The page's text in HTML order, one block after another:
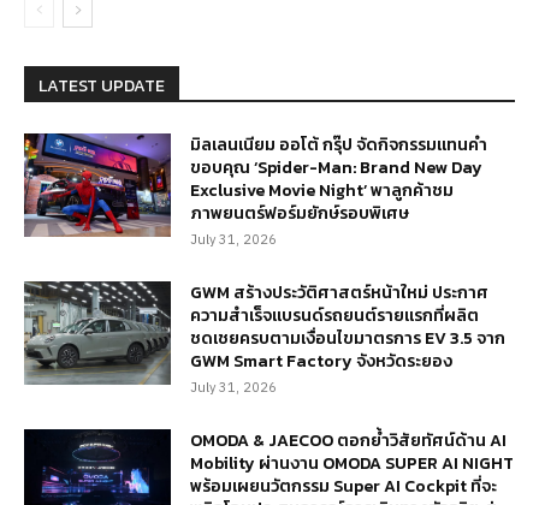
LATEST UPDATE
มิลเลนเนียม ออโต้ กรุ๊ป จัดกิจกรรมแทนคำ
ขอบคุณ ‘Spider-Man: Brand New Day
Exclusive Movie Night’ พาลูกค้าชม
ภาพยนตร์ฟอร์มยักษ์รอบพิเศษ
July 31, 2026
GWM สร้างประวัติศาสตร์หน้าใหม่ ประกาศ
ความสำเร็จแบรนด์รถยนต์รายแรกที่ผลิต
ชดเชยครบตามเงื่อนไขมาตรการ EV 3.5 จาก
GWM Smart Factory จังหวัดระยอง
July 31, 2026
OMODA & JAECOO ตอกย้ำวิสัยทัศน์ด้าน AI
Mobility ผ่านงาน OMODA SUPER AI NIGHT
พร้อมเผยนวัตกรรม Super AI Cockpit ที่จะ